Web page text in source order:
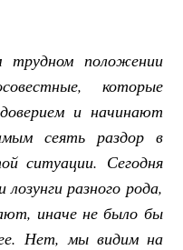
положении
которые
и начинают
сеять раздор в
ситуации. Сегодня
разного рода,
иначе не было бы
Нет, мы видим на